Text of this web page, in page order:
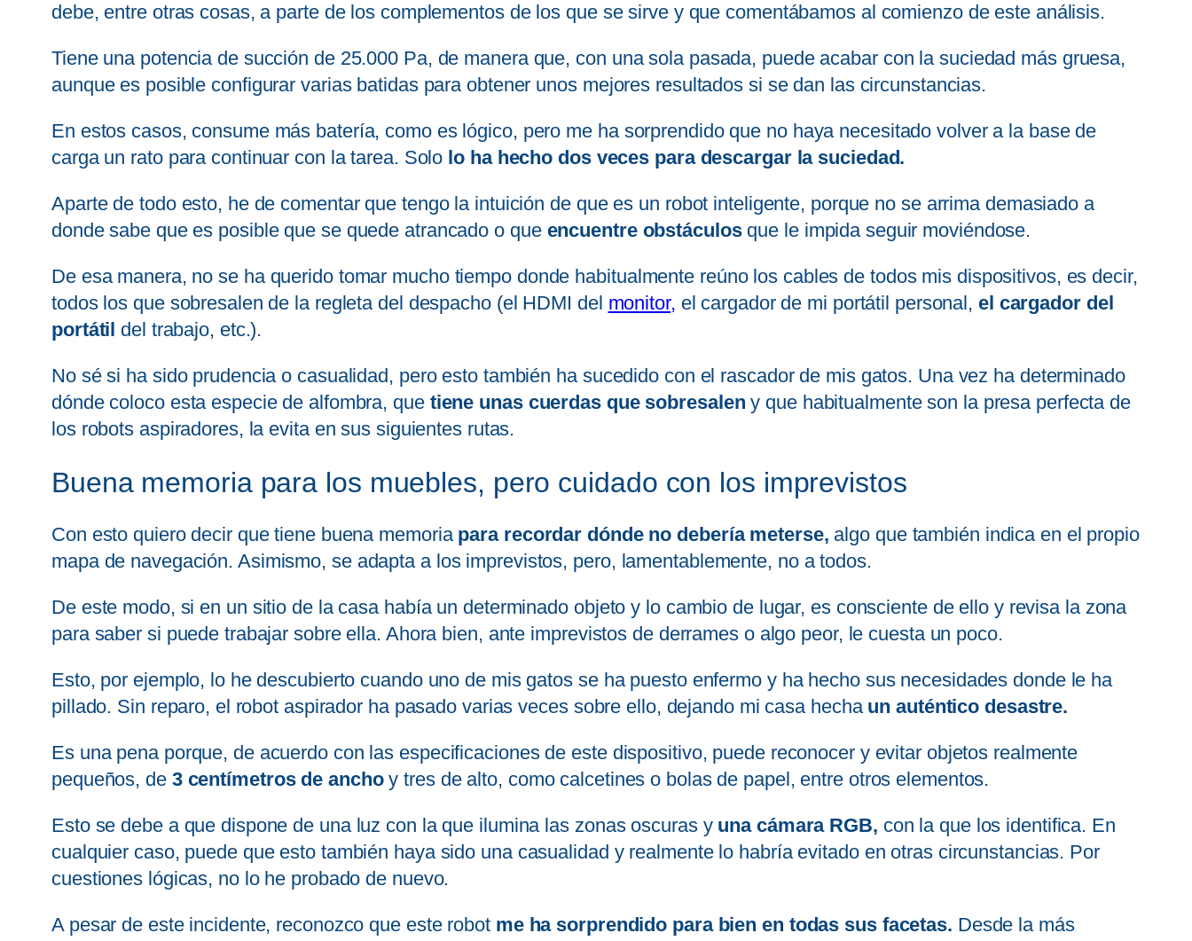
debe, entre otras cosas, a parte de los complementos de los que se sirve y que comentábamos al comienzo de este análisis.
Tiene una potencia de succión de 25.000 Pa, de manera que, con una sola pasada, puede acabar con la suciedad más gruesa,
aunque es posible configurar varias batidas para obtener unos mejores resultados si se dan las circunstancias.
En estos casos, consume más batería, como es lógico, pero me ha sorprendido que no haya necesitado volver a la base de
carga un rato para continuar con la tarea. Solo lo ha hecho dos veces para descargar la suciedad.
Aparte de todo esto, he de comentar que tengo la intuición de que es un robot inteligente, porque no se arrima demasiado a
donde sabe que es posible que se quede atrancado o que encuentre obstáculosque le impida seguir moviéndose.
De esa manera, no se ha querido tomar mucho tiempo donde habitualmente reúno los cables de todos mis dispositivos, es decir,
todos los que sobresalen de la regleta del despacho (el HDMI del monitor, el cargador de mi portátil personal, el cargador del
portátil del trabajo, etc.).
No sé si ha sido prudencia o casualidad, pero esto también ha sucedido con el rascador de mis gatos. Una vez ha determinado
dónde coloco esta especie de alfombra, quetiene unas cuerdas que sobresalen y que habitualmente son la presa perfecta de
los robots aspiradores, la evita en sus siguientes rutas.
Buena memoria para los muebles, pero cuidado con los imprevistos
Con esto quiero decir que tiene buena memoria para recordar dónde no debería meterse, algo que también indica en el propio
mapa de navegación. Asimismo, se adapta a los imprevistos, pero, lamentablemente, no a todos.
De este modo, si en un sitio de la casa había un determinado objeto y lo cambio de lugar, es consciente de ello y revisa la zona
para saber si puede trabajar sobre ella. Ahora bien, ante imprevistos de derrames o algo peor, le cuesta un poco.
Esto, por ejemplo, lo he descubierto cuando uno de mis gatos se ha puesto enfermo y ha hecho sus necesidades donde le ha
pillado. Sin reparo, el robot aspirador ha pasado varias veces sobre ello, dejando mi casa hecha un auténtico desastre.
Es una pena porque, de acuerdo con las especificaciones de este dispositivo, puede reconocer y evitar objetos realmente
pequeños, de 3 centímetros de anchoy tres de alto, como calcetines o bolas de papel, entre otros elementos.
Esto se debe a que dispone de una luz con la que ilumina las zonas oscuras y una cámara RGB, con la que los identifica. En
cualquier caso, puede que esto también haya sido una casualidad y realmente lo habría evitado en otras circunstancias. Por
cuestiones lógicas, no lo he probado de nuevo.
A pesar de este incidente, reconozco que este robotme ha sorprendido para bien en todas sus facetas. Desde la más